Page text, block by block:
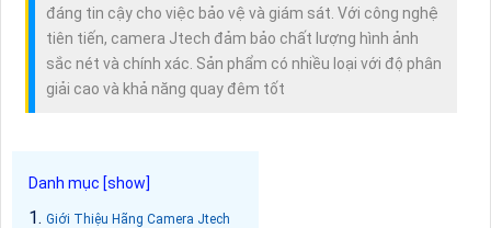
đáng tin cậy cho việc bảo vệ và giám sát. Với công nghệ
tiên tiến, camera Jtech đảm bảo chất lượng hình ảnh
sắc nét và chính xác. Sản phẩm có nhiều loại với độ phân
giải cao và khả năng quay đêm tốt
Giới Thiệu Hãng Camera Jtech